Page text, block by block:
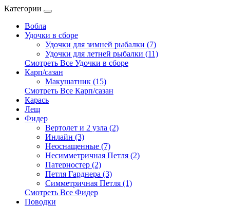
Категории
Вобла
Удочки в сборе
Удочки для зимней рыбалки (7)
Удочки для летней рыбалки (11)
Смотреть Все Удочки в сборе
Карп/сазан
Макушатник (15)
Смотреть Все Карп/сазан
Карась
Лещ
Фидер
Вертолет и 2 узла (2)
Инлайн (3)
Неоснащенные (7)
Несимметричная Петля (2)
Патерностер (2)
Петля Гарднера (3)
Симметричная Петля (1)
Смотреть Все Фидер
Поводки